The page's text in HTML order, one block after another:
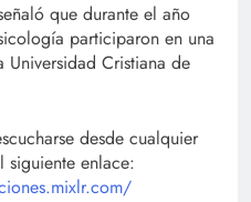
que durante el año
participaron en una
Cristiana de
desde cualquier
siguiente enlace: